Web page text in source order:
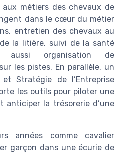
métiers des chevaux de
dans le cœur du métier
entretien des chevaux au
la litière, suivi de la santé
aussi organisation de
les pistes. En parallèle, un
Stratégie de l’Entreprise
les outils pour piloter une
la trésorerie d’une
années comme cavalier
garçon dans une écurie de